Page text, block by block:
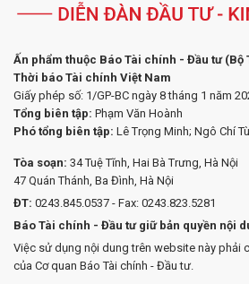
Ấn phẩm thuộc Báo Tài chính - Đầu tư
Thời báo Tài chính Việt Nam
Giấy phép số: 1/GP-BC ngày 8 tháng 1 năm
Tổng biên tập: Phạm Văn Hoành
Phó tổng biên tập: Lê Trọng Minh; Ngô Chí
Tòa soạn: 34 Tuệ Tĩnh, Hai Bà Trưng, Hà Nội
47 Quán Thánh, Ba Đình, Hà Nội
ĐT: 0243.845.0537 - Fax: 0243.823.5281
Báo Tài chính - Đầu tư giữ bản quyền nội
Việc sử dụng nội dung trên website này phải
của Cơ quan Báo Tài chính - Đầu tư.